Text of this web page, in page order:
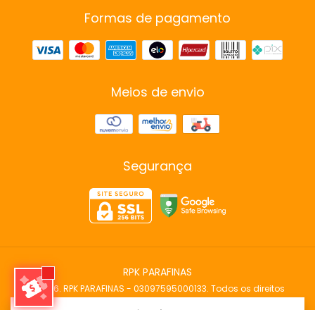
Formas de pagamento
Meios de envio
Segurança
RPK PARAFINAS
©2026. RPK PARAFINAS - 03097595000133. Todos os direitos